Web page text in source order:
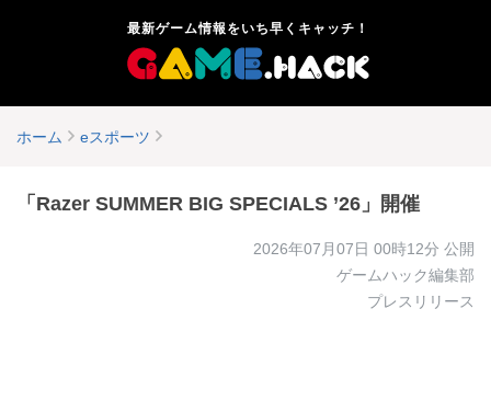
最新ゲーム情報をいち早くキャッチ！
ホーム eスポーツ
「Razer SUMMER BIG SPECIALS ’26」開催
2026年07月07日 00時12分 公開
ゲームハック編集部
プレスリリース